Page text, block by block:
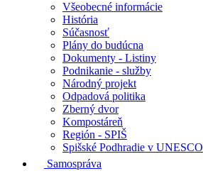
Všeobecné informácie
História
Súčasnosť
Plány do budúcna
Dokumenty - Listiny
Podnikanie - služby
Národný projekt
Odpadová politika
Zberný dvor
Kompostáreň
Región - SPIŠ
Spišské Podhradie v UNESCO
Samospráva